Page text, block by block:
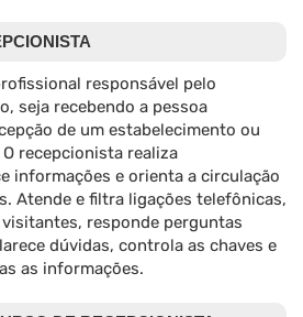
responsável pelo
seja recebendo a pessoa
de um estabelecimento ou
recepcionista realiza
informações e orienta a circulação
Atende e filtra ligações telefônicas,
responde perguntas
dúvidas, controla as chaves e
as informações.